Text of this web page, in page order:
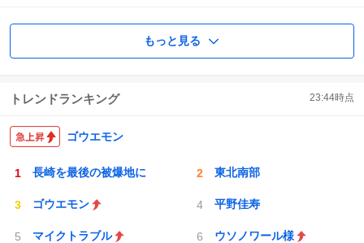
もっと見る
トレンドランキング 23:44時点
ゴウエモン
長崎を最後の被爆地に 東北南部
ゴウエモン 平野佳寿
マイクトラブル ウソノワール様